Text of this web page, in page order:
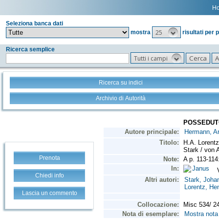
Seleziona banca dati
mostra
25 risultati per
Ricerca semplice
Tutti i campi
Ricerca su indici
Archivio di Autorità
Prenota
Chiedi info
Lascia un commento